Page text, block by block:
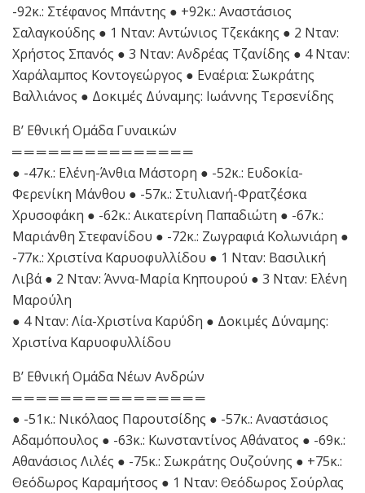
-92κ.: Στέφανος Μπάντης ● +92κ.: Αναστάσιος
Σαλαγκούδης ● 1 Νταν: Αντώνιος Τζεκάκης ● 2 Νταν:
Χρήστος Σπανός ● 3 Νταν: Ανδρέας Τζανίδης ● 4 Νταν:
Χαράλαμπος Κοντογεώργος ● Εναέρια: Σωκράτης
Βαλλιάνος ● Δοκιμές Δύναμης: Ιωάννης Τερσενίδης
Β’ Εθνική Ομάδα Γυναικών
═ ═ ═ ═ ═ ═ ═ ═ ═ ═ ═ ═ ═ ═ ═
● -47κ.: Ελένη-Άνθια Μάστορη ● -52κ.: Ευδοκία-
Φερενίκη Μάνθου ● -57κ.: Στυλιανή-Φρατζέσκα
Χρυσοφάκη ● -62κ.: Αικατερίνη Παπαδιώτη ● -67κ.:
Μαριάνθη Στεφανίδου ● -72κ.: Ζωγραφιά Κολωνιάρη ●
-77κ.: Χριστίνα Καρυοφυλλίδου ● 1 Νταν: Βασιλική
Λιβά ● 2 Νταν: Άννα-Μαρία Κηπουρού ● 3 Νταν: Ελένη
Μαρούλη
● 4 Νταν: Λία-Χριστίνα Καρύδη ● Δοκιμές Δύναμης:
Χριστίνα Καρυοφυλλίδου
Β’ Εθνική Ομάδα Νέων Ανδρών
═ ═ ═ ═ ═ ═ ═ ═ ═ ═ ═ ═ ═ ═ ═ ═
● -51κ.: Νικόλαος Παρουτσίδης ● -57κ.: Αναστάσιος
Αδαμόπουλος ● -63κ.: Κωνσταντίνος Αθάνατος ● -69κ.:
Αθανάσιος Λιλές ● -75κ.: Σωκράτης Ουζούνης ● +75κ.:
Θεόδωρος Καραμήτσος ● 1 Νταν: Θεόδωρος Σούρλας